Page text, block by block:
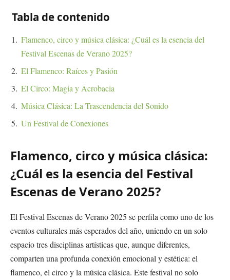
Tabla de contenido
Flamenco, circo y música clásica: ¿Cuál es la esencia del
Festival Escenas de Verano 2025?
El Flamenco: Raíces y Pasión
El Circo: Magia y Acrobacia
Música Clásica: La Trascendencia del Sonido
Un Festival de Conexiones
Flamenco, circo y música clásica:
¿Cuál es la esencia del Festival
Escenas de Verano 2025?
El Festival Escenas de Verano 2025 se perfila como uno de los
eventos culturales más esperados del año, uniendo en un solo
espacio tres disciplinas artísticas que, aunque diferentes,
comparten una profunda conexión emocional y estética: el
flamenco, el circo y la música clásica. Este festival no solo